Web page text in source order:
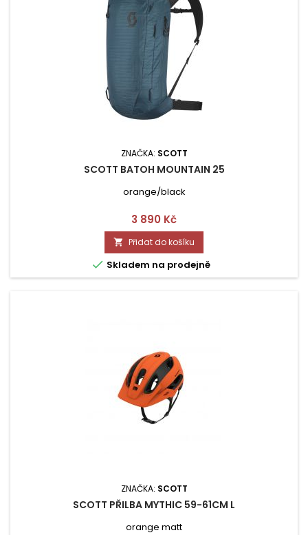
ZNAČKA: SCOTT
SCOTT BATOH MOUNTAIN 25
orange/black
Cena
3 890 Kč
 Přidat do košíku
 Skladem na prodejně
ZNAČKA: SCOTT
SCOTT PŘILBA MYTHIC 59-61CM L
orange matt